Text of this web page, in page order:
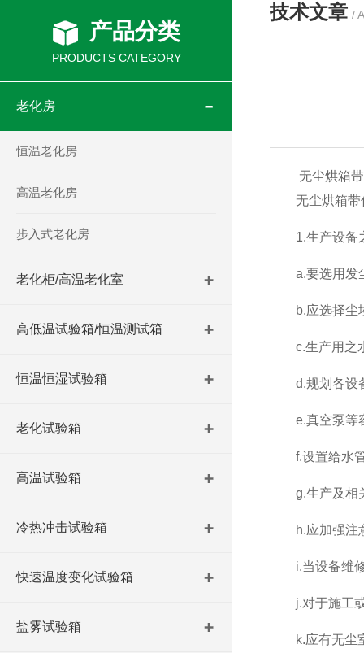
产品分类
PRODUCTS CATEGORY
老化房
恒温老化房
高温老化房
步入式老化房
老化柜/高温老化室
高低温试验箱/恒温测试箱
恒温恒湿试验箱
老化试验箱
高温试验箱
冷热冲击试验箱
快速温度变化试验箱
盐雾试验箱
技术文章 /
无尘烘箱带
无尘烘箱带你
1.生产设备之
a.要选用发尘
b.应选择尘埃
c.生产用之水
d.规划各设备
e.真空泵等容
f.设置给水管
g.生产及相关
h.应加强注意
i.当设备维修
j.对于施工或
k.应有无尘室